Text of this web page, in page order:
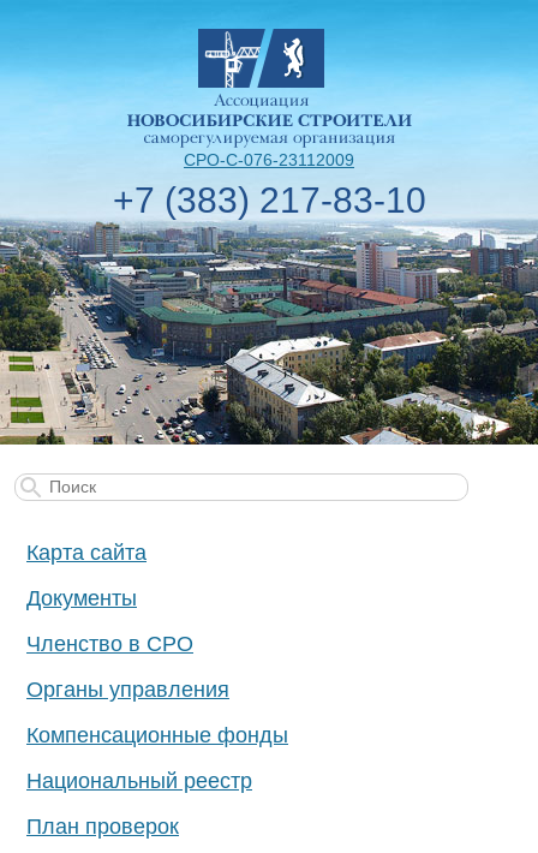
СРО-С-076-23112009
+7 (383) 217-83-10
Карта сайта
Документы
Членство в СРО
Органы управления
Компенсационные фонды
Национальный реестр
План проверок